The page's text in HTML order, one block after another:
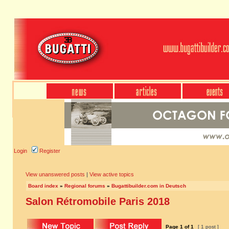
Login Register
View unanswered posts | View active topics
Board index » Regional forums » Bugattibuilder.com in Deutsch
Salon Rétromobile Paris 2018
Page 1 of1 [ 1 post ]